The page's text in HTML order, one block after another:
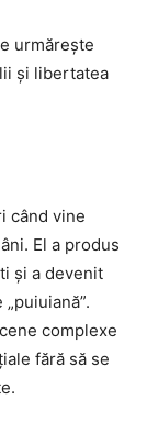
urmărește
și libertatea
când vine
El a produs
și a devenit
complexe
fără să se